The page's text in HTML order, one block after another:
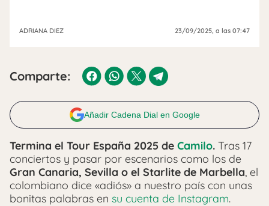
ADRIANA DIEZ 23/09/2025, a las 07:47
Comparte:
Añadir Cadena Dial en Google
Termina el Tour España 2025 de Camilo. Tras 17
conciertos y pasar por escenarios como los de
Gran Canaria, Sevilla o el Starlite de Marbella, el
colombiano dice «adiós» a nuestro país con unas
bonitas palabras en su cuenta de Instagram.